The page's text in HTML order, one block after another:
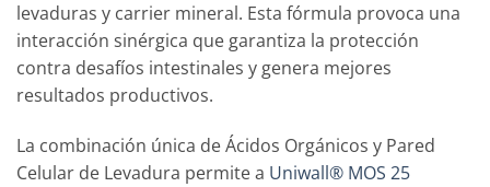
levaduras y carrier mineral. Esta fórmula provoca una
interacción sinérgica que garantiza la protección
contra desafíos intestinales y genera mejores
resultados productivos.
La combinación única de Ácidos Orgánicos y Pared
Celular de Levadura permite a Uniwall® MOS 25